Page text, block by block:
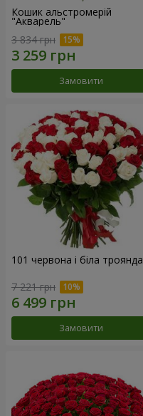
Кошик альстромерій
"Акварель"
3 834 грн
Замовити
101 червона і біла троянда
7 221 грн
Замовити